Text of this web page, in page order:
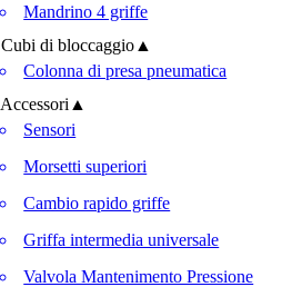
Mandrino 4 griffe
Cubi di bloccaggio ▲
Colonna di presa pneumatica
Accessori ▲
Sensori
Morsetti superiori
Cambio rapido griffe
Griffa intermedia universale
Valvola Mantenimento Pressione